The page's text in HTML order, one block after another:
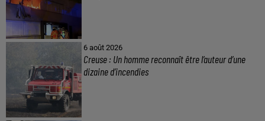
6 août 2026
Creuse : Un homme reconnaît être l’auteur d’une
dizaine d’incendies